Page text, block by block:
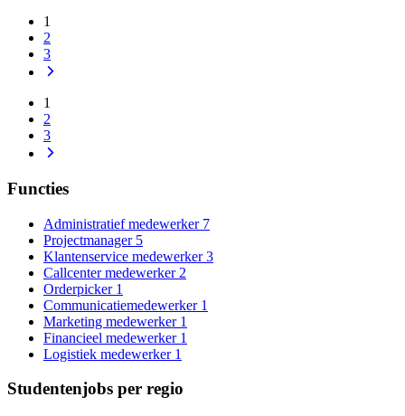
1
2
3
1
2
3
Functies
Administratief medewerker 7
Projectmanager 5
Klantenservice medewerker 3
Callcenter medewerker 2
Orderpicker 1
Communicatiemedewerker 1
Marketing medewerker 1
Financieel medewerker 1
Logistiek medewerker 1
Studentenjobs per regio